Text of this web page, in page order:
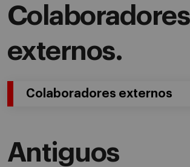
Colaboradores
externos.
Colaboradores externos
Antiguos